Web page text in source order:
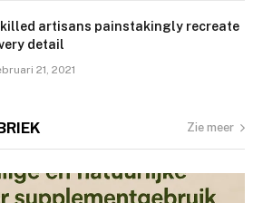
artisans painstakingly recreate
detail
21, 2021
Zie meer